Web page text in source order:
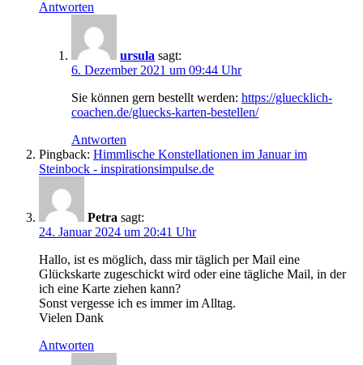
Antworten
ursula sagt:
6. Dezember 2021 um 09:44 Uhr
Sie können gern bestellt werden: https://gluecklich-
coachen.de/gluecks-karten-bestellen/
Antworten
Pingback: Himmlische Konstellationen im Januar im
Steinbock - inspirationsimpulse.de
Petra sagt:
24. Januar 2024 um 20:41 Uhr
Hallo, ist es möglich, dass mir täglich per Mail eine
Glückskarte zugeschickt wird oder eine tägliche Mail, in der
ich eine Karte ziehen kann?
Sonst vergesse ich es immer im Alltag.
Vielen Dank
Antworten